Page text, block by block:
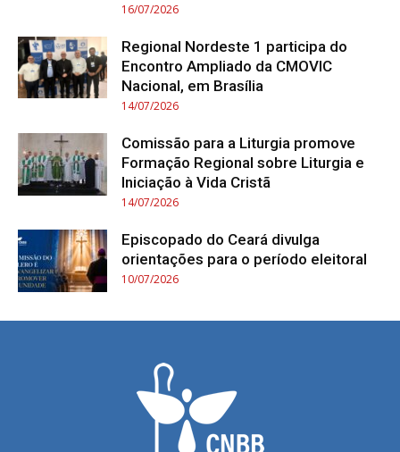
16/07/2026
Regional Nordeste 1 participa do
Encontro Ampliado da CMOVIC
Nacional, em Brasília
14/07/2026
Comissão para a Liturgia promove
Formação Regional sobre Liturgia e
Iniciação à Vida Cristã
14/07/2026
Episcopado do Ceará divulga
orientações para o período eleitoral
10/07/2026